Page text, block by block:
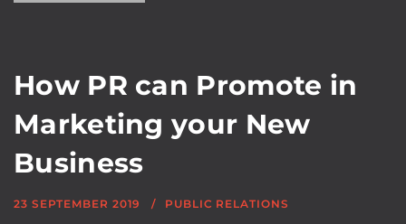
How PR can Promote in
Marketing your New
Business
23 SEPTEMBER 2019 PUBLIC RELATIONS